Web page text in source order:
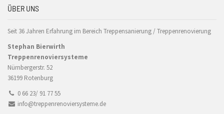
ÜBER UNS
Seit 36 Jahren Erfahrung im Bereich Treppensanierung / Treppenrenovierung
Stephan Bierwirth
Treppenrenoviersysteme
Nürnbergerstr. 52
36199 Rotenburg
0 66 23/ 91 77 55
info@treppenrenoviersysteme.de